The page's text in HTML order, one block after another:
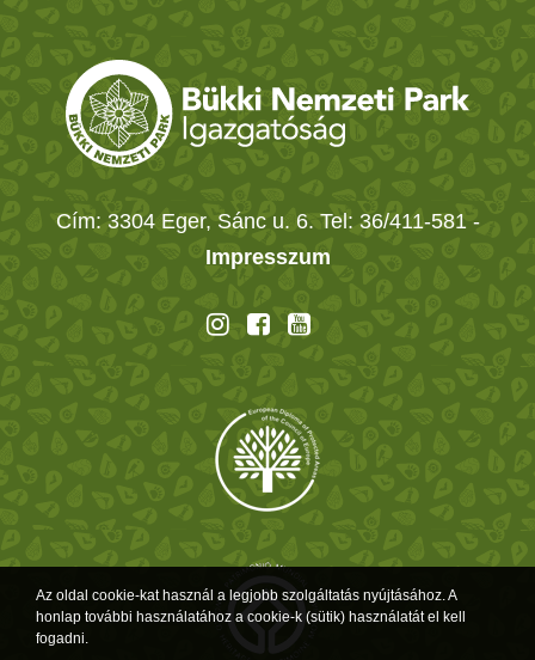
Cím: 3304 Eger, Sánc u. 6. Tel: 36/411-581 -
Impresszum
Az oldal cookie-kat használ a legjobb szolgáltatás nyújtásához. A
honlap további használatához a cookie-k (sütik) használatát el kell
fogadni.